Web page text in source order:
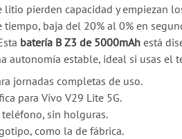
pierden capacidad y empiezan
baja del 20% al 0% en
batería B Z3 de 5000mAh está
autonomía estable, ideal si usas
jornadas completas de uso.
para Vivo V29 Lite 5G.
sin holguras.
como la de fábrica.